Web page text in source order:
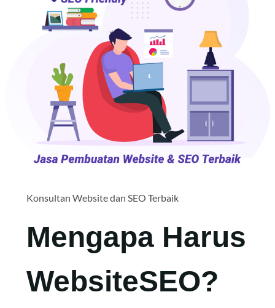
Konsultan Website dan SEO Terbaik
Mengapa Harus
WebsiteSEO?